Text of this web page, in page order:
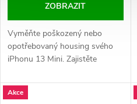
ZOBRAZIT
Vyměňte poškozený nebo
opotřebovaný housing svého
iPhonu 13 Mini. Zajistěte
vnitřních komponent vašeho
zařízení.
Akce